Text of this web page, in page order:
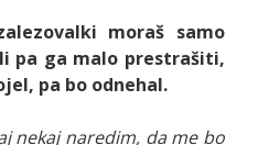
moraš samo
pa ga malo prestrašiti,
pa bo odnehal.
nekaj naredim, da me bo